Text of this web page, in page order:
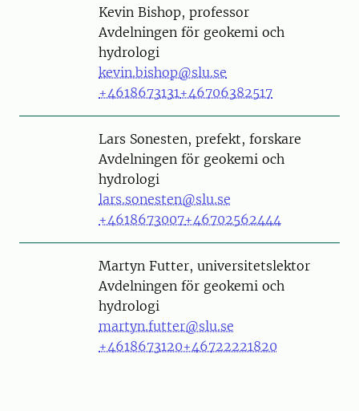
PersonKevin Bishop, professor
Avdelningen för geokemi och
hydrologi
kevin.bishop@slu.se
+4618673131+46706382517
PersonLars Sonesten, prefekt, forskare
Avdelningen för geokemi och
hydrologi
lars.sonesten@slu.se
+4618673007+46702562444
PersonMartyn Futter, universitetslektor
Avdelningen för geokemi och
hydrologi
martyn.futter@slu.se
+4618673120+46722221820